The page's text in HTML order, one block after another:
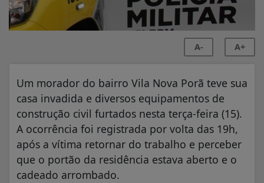
A- A+
Um morador do bairro Vila Nova Porã teve sua
casa invadida e diversos equipamentos de
construção civil furtados nesta terça-feira (15).
A ocorrência foi registrada por volta das 19h,
após a vítima retornar do trabalho e perceber
que o portão da residência estava aberto e o
cadeado arrombado.